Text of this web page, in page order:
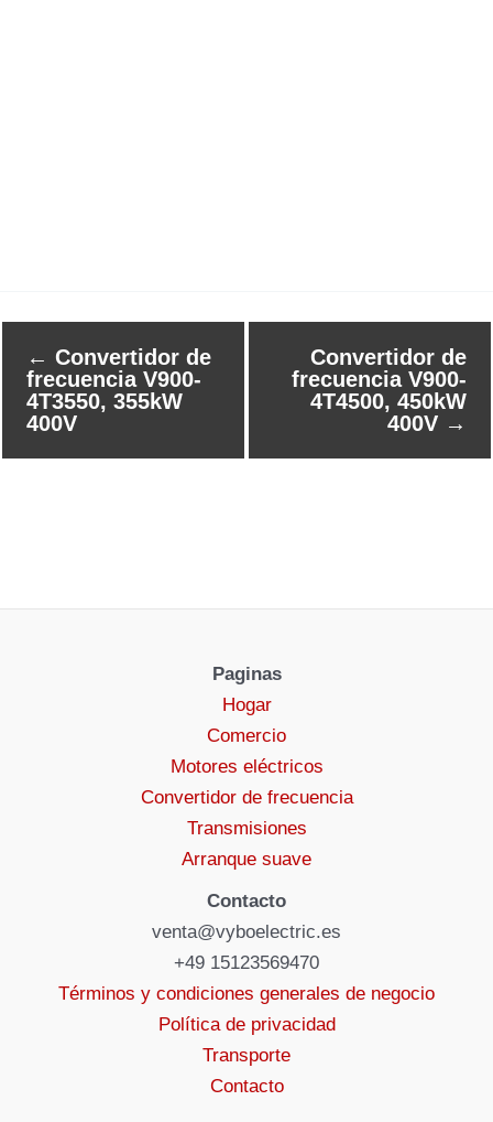
← Convertidor de
frecuencia V900-
4T3550, 355kW
400V
Convertidor de
frecuencia V900-
4T4500, 450kW
400V →
Paginas
Hogar
Comercio
Motores eléctricos
Convertidor de frecuencia
Transmisiones
Arranque suave
Contacto
venta@vyboelectric.es
+49 15123569470
Términos y condiciones generales de negocio
Política de privacidad
Transporte
Contacto